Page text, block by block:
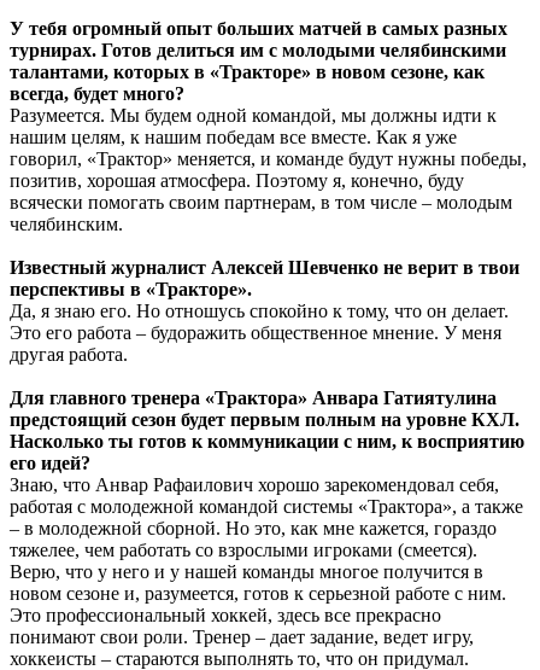
У тебя огромный опыт больших матчей в самых разных
турнирах. Готов делиться им с молодыми челябинскими
талантами, которых в «Тракторе» в новом сезоне, как
всегда, будет много?
Разумеется. Мы будем одной командой, мы должны идти к
нашим целям, к нашим победам все вместе. Как я уже
говорил, «Трактор» меняется, и команде будут нужны победы,
позитив, хорошая атмосфера. Поэтому я, конечно, буду
всячески помогать своим партнерам, в том числе – молодым
челябинским.
Известный журналист Алексей Шевченко не верит в твои
перспективы в «Тракторе».
Да, я знаю его. Но отношусь спокойно к тому, что он делает.
Это его работа – будоражить общественное мнение. У меня
другая работа.
Для главного тренера «Трактора» Анвара Гатиятулина
предстоящий сезон будет первым полным на уровне КХЛ.
Насколько ты готов к коммуникации с ним, к восприятию
его идей?
Знаю, что Анвар Рафаилович хорошо зарекомендовал себя,
работая с молодежной командой системы «Трактора», а также
– в молодежной сборной. Но это, как мне кажется, гораздо
тяжелее, чем работать со взрослыми игроками (смеется).
Верю, что у него и у нашей команды многое получится в
новом сезоне и, разумеется, готов к серьезной работе с ним.
Это профессиональный хоккей, здесь все прекрасно
понимают свои роли. Тренер – дает задание, ведет игру,
хоккеисты – стараются выполнять то, что он придумал.